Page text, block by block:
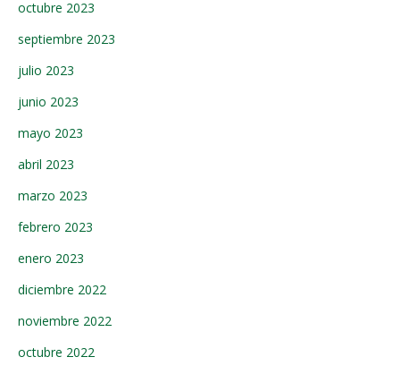
octubre 2023
septiembre 2023
julio 2023
junio 2023
mayo 2023
abril 2023
marzo 2023
febrero 2023
enero 2023
diciembre 2022
noviembre 2022
octubre 2022